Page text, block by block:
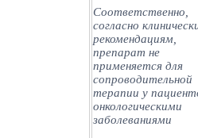
Соответственно,
согласно
рекомендациям,
препарат не
применяется для
сопроводительной
терапии у
онкологическими
заболеваниями